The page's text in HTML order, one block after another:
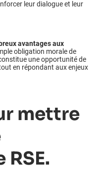
leur dialogue et leur
avantages aux
obligation morale de
une opportunité de
en répondant aux enjeux
mettre